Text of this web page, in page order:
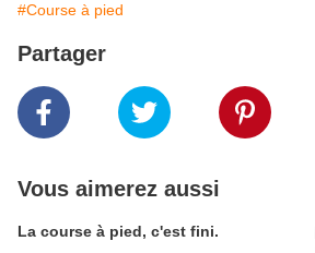
#Course à pied
Partager
Vous aimerez aussi
La course à pied, c'est fini.